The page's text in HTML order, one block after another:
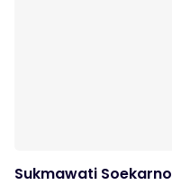
Sukmawati